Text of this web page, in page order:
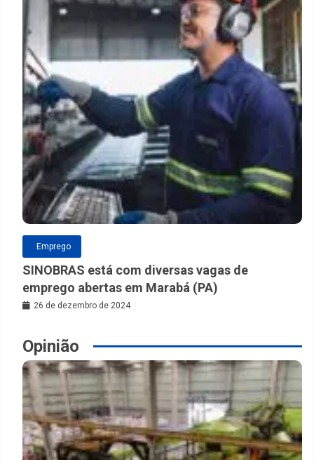
Emprego
SINOBRAS está com diversas vagas de
emprego abertas em Marabá (PA)
26 de dezembro de 2024
Opinião